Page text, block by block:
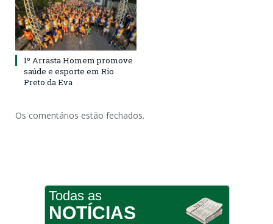
1º Arrasta Homem promove
saúde e esporte em Rio
Preto da Eva
Os comentários estão fechados.
Todas as
NOTÍCIAS